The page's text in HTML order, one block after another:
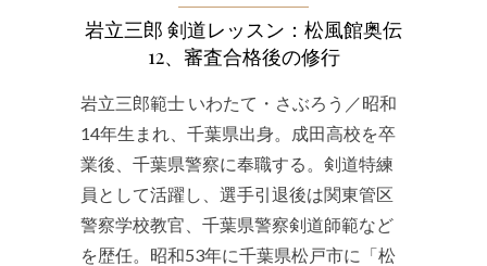
岩立三郎 剣道レッスン：松風館奥伝
12、審査合格後の修行
岩立三郎範士 いわたて・さぶろう／昭和
14年生まれ、千葉県出身。成田高校を卒
業後、千葉県警察に奉職する。剣道特練
員として活躍し、選手引退後は関東管区
警察学校教官、千葉県警察剣道師範など
を歴任。昭和53年に千葉県松戸市に「松